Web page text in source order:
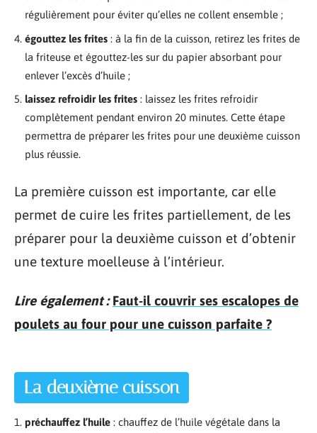
régulièrement pour éviter qu’elles ne collent ensemble ;
égouttez les frites : à la fin de la cuisson, retirez les frites de
la friteuse et égouttez-les sur du papier absorbant pour
enlever l’excès d’huile ;
laissez refroidir les frites : laissez les frites refroidir
complètement pendant environ 20 minutes. Cette étape
permettra de préparer les frites pour une deuxième cuisson
plus réussie.
La première cuisson est importante, car elle
permet de cuire les frites partiellement, de les
préparer pour la deuxième cuisson et d’obtenir
une texture moelleuse à l’intérieur.
Lire également : Faut-il couvrir ses escalopes de
poulets au four pour une cuisson parfaite ?
La deuxième cuisson
préchauffez l’huile : chauffez de l’huile végétale dans la